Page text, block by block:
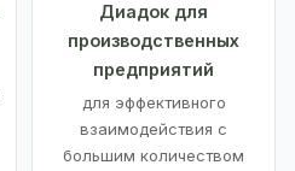
Диадок для
производственных
предприятий
для эффективного
взаимодействия с
большим количеством